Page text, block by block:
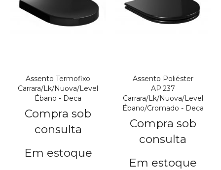
Assento Termofixo
Carrara/Lk/Nuova/Level
Ébano - Deca
Compra sob
consulta
Em estoque
Assento Poliéster
AP.237
Carrara/Lk/Nuova/Level
Ébano/Cromado - Deca
Compra sob
consulta
Em estoque